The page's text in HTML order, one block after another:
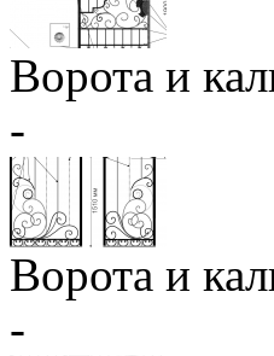
Ворота и
-
Ворота и
-